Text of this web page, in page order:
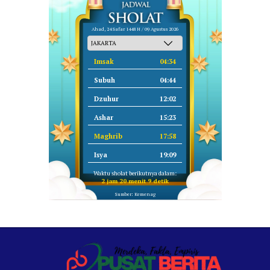
Ahad, 24 Safar 1448 H / 09 Agustus 2026
Imsak 04:34
Subuh 04:44
Dzuhur 12:02
Ashar 15:23
Maghrib 17:58
Isya 19:09
Waktu sholat berikutnya dalam:
2 jam 20 menit 8 detik
Sumber: Kemenag